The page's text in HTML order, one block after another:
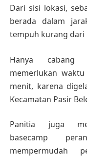
Dari sisi lokasi,
berada dalam
tempuh kurang dari
Hanya cabang
memerlukan
menit, karena
Kecamatan Pasir
Panitia juga
basecamp
mempermudah